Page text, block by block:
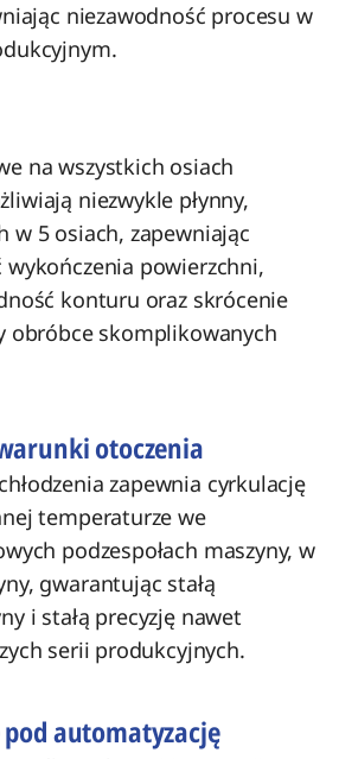
niezawodność procesu w
na wszystkich osiach
niezwykle płynny,
w 5 osiach, zapewniając
wykończenia powierzchni,
konturu oraz skrócenie
obróbce skomplikowanych
otoczenia
zapewnia cyrkulację
temperaturze we
podzespołach maszyny, w
gwarantując stałą
i stałą precyzję nawet
serii produkcyjnych.
automatyzację